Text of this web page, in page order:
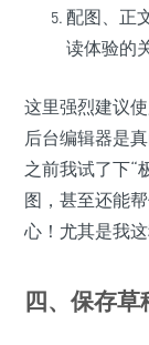
配图、正
读体验的
这里强烈建议
后台编辑器是
之前我试了下“
图，甚至还能
心！尤其是我
四、保存草